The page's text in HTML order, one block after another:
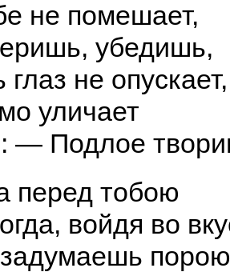
не помешает,
убедишь,
не опускает,
уличает
— Подлое
перед тобою
войдя во
порою